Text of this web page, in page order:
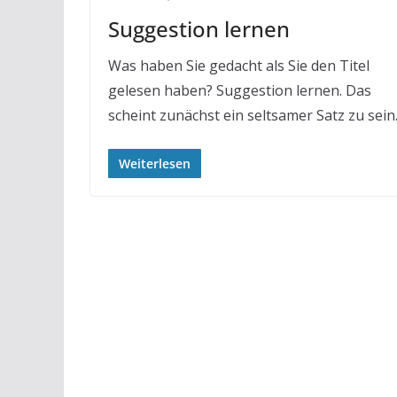
Suggestion lernen
Was haben Sie gedacht als Sie den Titel
gelesen haben? Suggestion lernen. Das
scheint zunächst ein seltsamer Satz zu sein.
Weiterlesen